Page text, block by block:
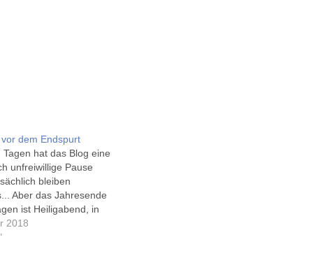
dem Endspurt
hat das Blog eine
unfreiwillige Pause
bleiben
Aber das Jahresende
ist Heiligabend, in
Und damit auch die
Blog, der Bier-
2018